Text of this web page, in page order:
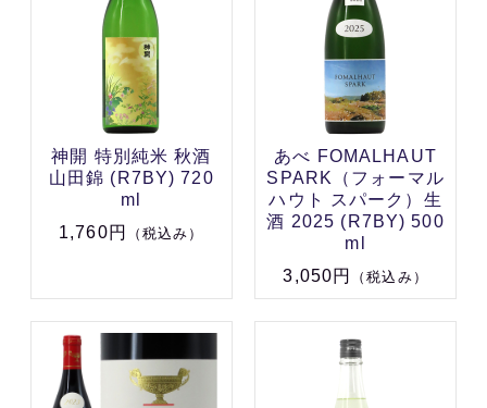
神開 特別純米 秋酒
山田錦 (R7BY) 720
ml
1,760円
（税込み）
あべ FOMALHAUT
SPARK（フォーマル
ハウト スパーク）生
酒 2025 (R7BY) 500
ml
3,050円
（税込み）